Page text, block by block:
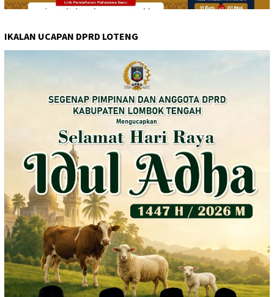
IKALAN UCAPAN DPRD LOTENG